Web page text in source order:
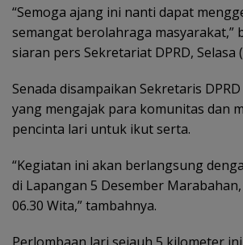
“Semoga ajang ini nanti dapat
semangat berolahraga masyarakat,”
siaran pers Sekretariat DPRD, Selasa
Senada disampaikan Sekretaris
yang mengajak para komunitas dan
pencinta lari untuk ikut serta.
“Kegiatan ini akan berlangsung
di Lapangan 5 Desember
06.30 Wita,” tambahnya.